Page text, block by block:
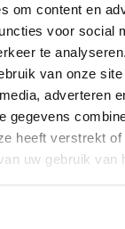
om content en
voor social
te
van onze
adverteren
gegevens
heeft verstrekt
uw gebruik van
Middellijk
(Vissershuis)
Gewoon
5.127.201,00